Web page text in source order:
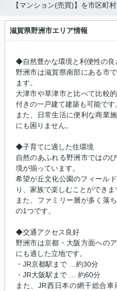
【マンション(売買)】を市区町
滋賀県野洲市エリア情報
◆自然豊かな環境と利便性の良
野洲市は滋賀県南部にある市
ます。
大津市や草津市と比べて比較
付きの一戸建て建築も可能です
また、日常生活に便利な商業
にも困りません。
◆子育てに適した住環境
自然のあふれる野洲市ではの
境が揃っています。
希望が丘文化公園のフィール
り、家族で楽しむことができま
また、ファミリー層が多く落
の1つです。
◆交通アクセス良好
野洲市は京都・大阪方面への
にも適した立地です。
・JR京都駅まで …約30分
・JR大阪駅まで … 約60分
また、JR西日本の網干総合